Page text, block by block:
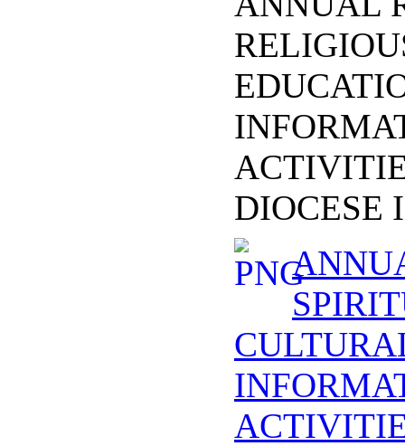
DIOCESE